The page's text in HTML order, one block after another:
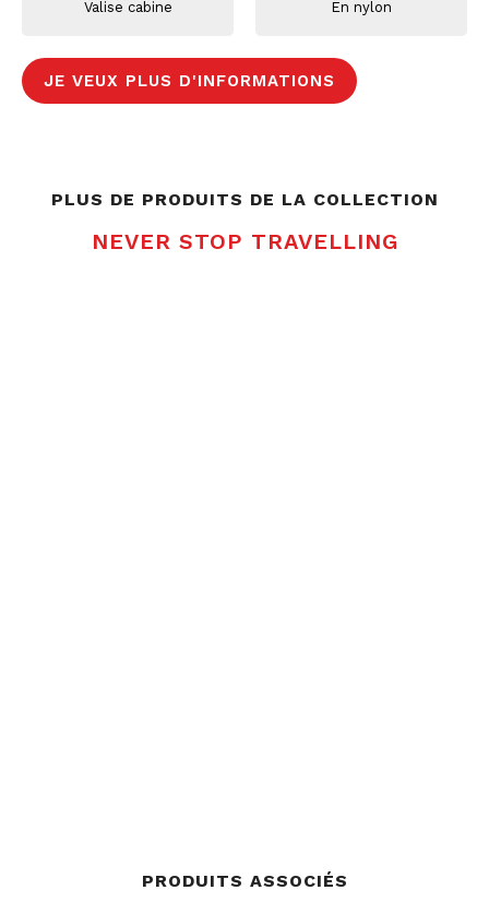
Valise cabine En nylon
JE VEUX PLUS D'INFORMATIONS
PLUS DE PRODUITS DE LA COLLECTION
NEVER STOP TRAVELLING
PRODUITS ASSOCIÉS